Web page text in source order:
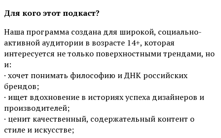
Для кого этот подкаст?
Наша программа создана для широкой, социально-
активной аудитории в возрасте 14+, которая
интересуется не только поверхностными трендами, но
и:
· хочет понимать философию и ДНК российских
брендов;
· ищет вдохновение в историях успеха дизайнеров и
производителей;
· ценит качественный, содержательный контент о
стиле и искусстве;